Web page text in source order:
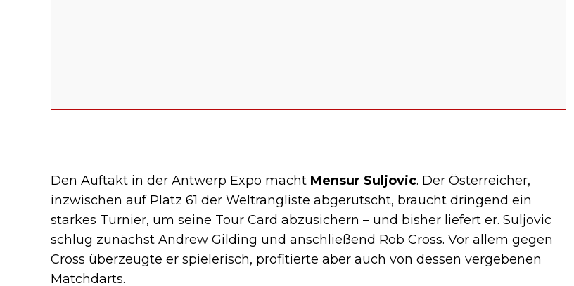
Den Auftakt in der Antwerp Expo macht Mensur Suljovic. Der Österreicher,
inzwischen auf Platz 61 der Weltrangliste abgerutscht, braucht dringend ein
starkes Turnier, um seine Tour Card abzusichern – und bisher liefert er. Suljovic
schlug zunächst Andrew Gilding und anschließend Rob Cross. Vor allem gegen
Cross überzeugte er spielerisch, profitierte aber auch von dessen vergebenen
Matchdarts.